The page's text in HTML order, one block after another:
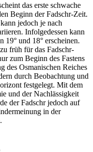
das erste schwache
Beginn der Fadschr-Zeit.
jedoch je nach
Infolgedessen kann
19° und 18° erscheinen.
früh für das Fadschr-
zum Beginn des Fastens
des Osmanischen Reiches
durch Beobachtung und
festgelegt. Mit dem
und der Nachlässigkeit
der Fadschr jedoch auf
in der